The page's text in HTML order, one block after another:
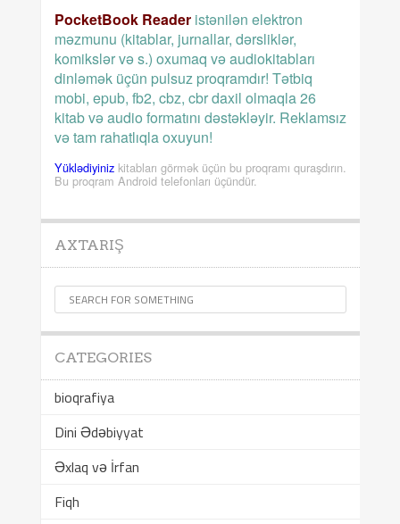
PocketBook Readeristənilən elektron
məzmunu (kitablar, jurnallar, dərsliklər,
komikslər və s.) oxumaq və audiokitabları
dinləmək üçün pulsuz proqramdır! Tətbiq
mobi, epub, fb2, cbz, cbr daxil olmaqla 26
kitab və audio formatını dəstəkləyir. Reklamsız
və tam rahatlıqla oxuyun!
Yüklədiyinizkitabları görmək üçün bu proqramı quraşdırın.
Bu proqram Android telefonları üçündür.
AXTARIŞ
CATEGORIES
bioqrafiya
Dini Ədəbiyyat
Əxlaq və İrfan
Fiqh